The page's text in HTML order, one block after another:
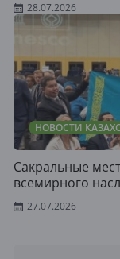
28.07.2026
НОВОСТИ
Сакральные
всемирного
27.07.2026